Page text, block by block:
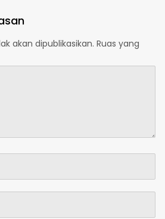
akan dipublikasikan. Ruas yang